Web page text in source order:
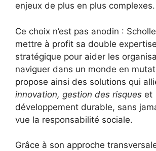
enjeux de plus en plus complexes.
Ce choix n’est pas anodin :
mettre à profit sa double
stratégique pour aider les
naviguer dans un monde en
propose ainsi des solutions qui
innovation, gestion des risques et
développement durable, sans
vue la responsabilité sociale.
Grâce à son approche